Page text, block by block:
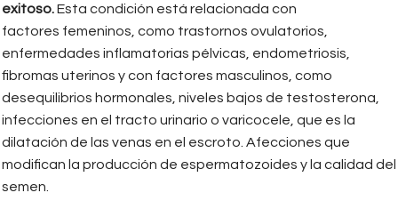
exitoso.Esta condición está relacionada con
factores femeninos, como trastornos ovulatorios,
enfermedades inflamatorias pélvicas, endometriosis,
fibromas uterinos y con factores masculinos, como
desequilibrios hormonales, niveles bajos de testosterona,
infecciones en el tracto urinario o varicocele, que es la
dilatación de las venas en el escroto. Afecciones que
modifican la producción de espermatozoides y la calidad del
semen.